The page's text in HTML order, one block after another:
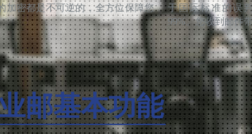
加密都是不可逆的，全方位保障您
于国际标准的误
99%。您收到邮件
邮基本功能